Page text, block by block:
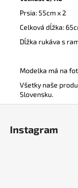
Prsia: 55cm x 2
Celková dĺžka:
Dĺžka rukáva s
Modelka má na
Všetky naše
Slovensku.
Instagram